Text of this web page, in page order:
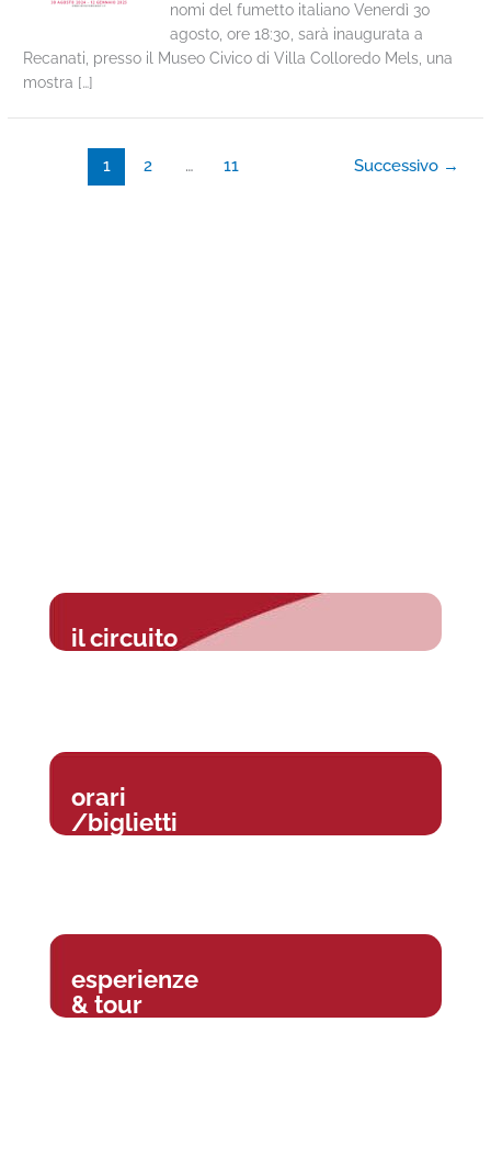
nomi del fumetto italiano Venerdì 30
agosto, ore 18:30, sarà inaugurata a
Recanati, presso il Museo Civico di Villa Colloredo Mels, una
mostra […]
1 2 … 11 Successivo →
il circuito
orari
/biglietti
esperienze
& tour